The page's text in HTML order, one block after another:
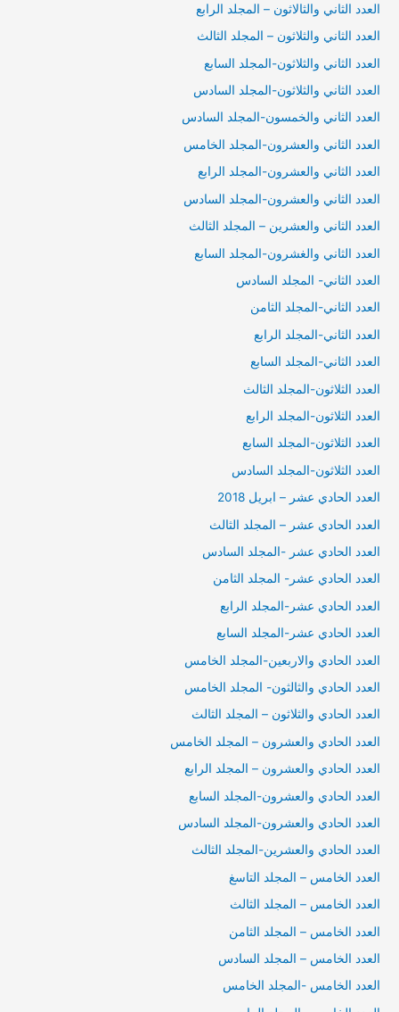
العدد الثاني والثالاثون – المجلد الرابع
العدد الثاني والثلاثون – المجلد الثالث
العدد الثاني والثلاثون-المجلد السابع
العدد الثاني والثلاثون-المجلد السادس
العدد الثاني والخمسون-المجلد السادس
العدد الثاني والعشرون-المجلد الخامس
العدد الثاني والعشرون-المجلد الرابع
العدد الثاني والعشرون-المجلد السادس
العدد الثاني والعشرين – المجلد الثالث
العدد الثاني والغشرون-المجلد السابع
العدد الثاني- المجلد السادس
العدد الثاني-المجلد الثامن
العدد الثاني-المجلد الرابع
العدد الثاني-المجلد السابع
العدد الثلاثون-المجلد الثالث
العدد الثلاثون-المجلد الرابع
العدد الثلاثون-المجلد السابع
العدد الثلاثون-المجلد السادس
العدد الحادي عشر – ابريل 2018
العدد الحادي عشر – المجلد الثالث
العدد الحادي عشر -المجلد السادس
العدد الحادي عشر- المجلد الثامن
العدد الحادي عشر-المجلد الرابع
العدد الحادي عشر-المجلد السابع
العدد الحادي والاربعين-المجلد الخامس
العدد الحادي والثالثون- المجلد الخامس
العدد الحادي والثلاثون – المجلد الثالث
العدد الحادي والعشرون – المجلد الخامس
العدد الحادي والعشرون – المجلد الرابع
العدد الحادي والعشرون-المجلد السابع
العدد الحادي والعشرون-المجلد السادس
العدد الحادي والعشرين-المجلد الثالث
العدد الخامس – المجلد التاسغ
العدد الخامس – المجلد الثالث
العدد الخامس – المجلد الثامن
العدد الخامس – المجلد السادس
العدد الخامس -المجلد الخامس